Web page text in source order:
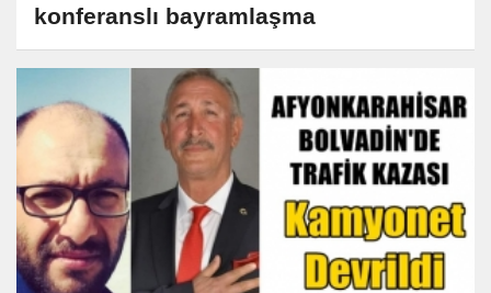
konferanslı bayramlaşma